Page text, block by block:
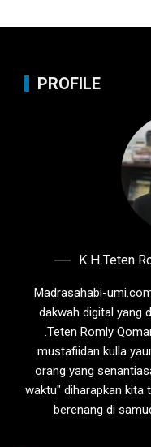
PROFILE
K.H.Teten
Madrasahabi-
dakwah digital yang
.Teten Romly
mustafiidan kulla
orang yang
waktu" diharapkan kita
berenang di